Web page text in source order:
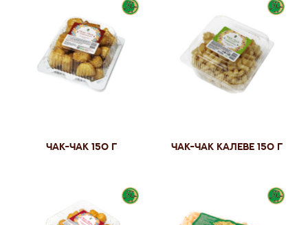
Чак-чак 150 г Чак-чак калеве 150 г